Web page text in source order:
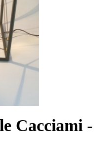
Cacciami